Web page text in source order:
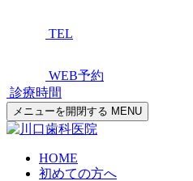
TEL
WEB予約
診療時間
メニューを開閉する MENU
HOME
初めての方へ